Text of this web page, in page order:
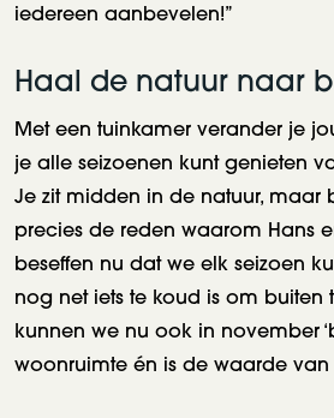
iedereen aanbevelen!”
Haal de natuur naar
Met een tuinkamer verander je
je alle seizoenen kunt genieten
Je zit midden in de natuur, maar
precies de reden waarom Hans
beseffen nu dat we elk seizoen
nog net iets te koud is om
kunnen we nu ook in november
woonruimte én is de waarde van